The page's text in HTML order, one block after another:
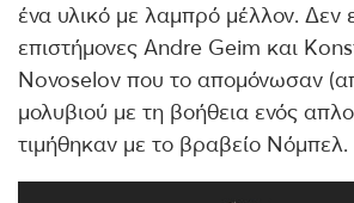
ένα υλικό με λαμπρό μέλλον. Δεν
επιστήμονες Andre Geim και
Novoselov που το απομόνωσαν
μολυβιού με τη βοήθεια ενός
τιμήθηκαν με το βραβείο Νόμπελ.